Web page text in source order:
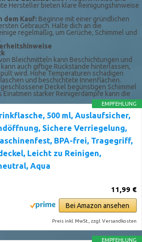
Hersteller bieten klare Reinigungshinweise
dem Kauf: Beginne mit einer gründlichen
Gebrauch. Halte dich an die
regelmäßig, um Gerüche, Schimmel und
Bleichmitteln kann Beschichtungen und
auch giftige Rückstände hinterlassen,
wird. Hohe Temperaturen schädigen
und beschichtete Innenflächen.
Deckel begünstigen Schimmel
Einatmen starker Reinigerdämpfe kann die
EMPFEHLUNG
500 ml, Auslaufsicher,
Sichere Verriegelung,
BPA-frei, Tragegriff,
Leicht zu Reinigen,
Aqua
11,99 €
Bei Amazon ansehen
Preis inkl. MwSt., zzgl. Versandkosten
EMPFEHLUNG